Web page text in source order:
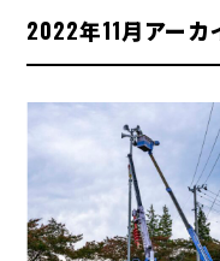
事
2022年11月アーカ